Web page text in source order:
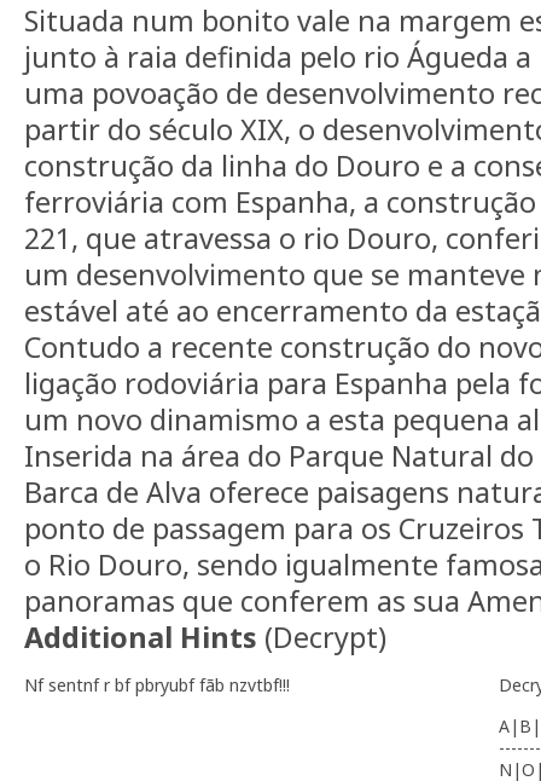
Situada num bonito vale na margem
junto à raia definida pelo rio Águeda a
uma povoação de desenvolvimento
partir do século XIX, o
construção da linha do Douro e a
ferroviária com Espanha, a
221, que atravessa o rio Douro,
um desenvolvimento que se manteve
estável até ao encerramento da
Contudo a recente construção do
ligação rodoviária para Espanha pela
um novo dinamismo a esta pequena
Inserida na área do Parque Natural
Barca de Alva oferece paisagens
ponto de passagem para os
o Rio Douro, sendo igualmente
panoramas que conferem as sua
Additional Hints (Decrypt)
Nf sentnf r bf pbryubf fãb nzvtbf!!!